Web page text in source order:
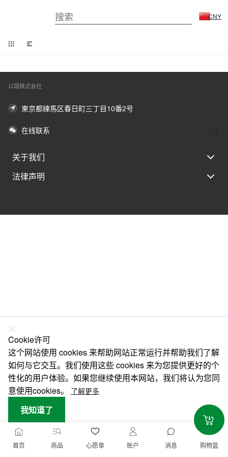
CNY
首页 商品 心愿单 账户 消息 购物篮
以諾株式会社
東京都練馬区春日町三丁目10番2号
在线联系
关于我们
法律声明
Cookie许可
这个网站使用 cookies 来帮助网站正常运行并帮助我们了解
如何与它交互。我们使用这些 cookies 来为您提供更好的个
性化的用户体验。如果您继续使用本网站，我们将认为您同
意使用cookies。
了解更多
我知道了
CANCEL